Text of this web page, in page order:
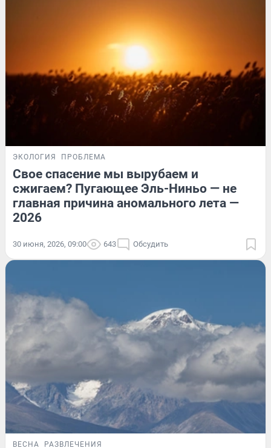
ЭКОЛОГИЯ ПРОБЛЕМА
Свое спасение мы вырубаем и
сжигаем? Пугающее Эль-Ниньо — не
главная причина аномального лета —
2026
30 июня, 2026, 09:00 643 Обсудить
ВЕСНА РАЗВЛЕЧЕНИЯ